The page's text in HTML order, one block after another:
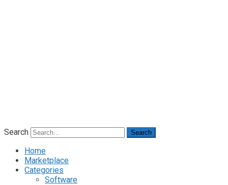
Search Search
Home
Marketplace
Categories
Software